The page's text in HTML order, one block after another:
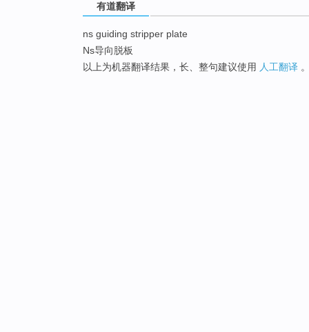
有道翻译
ns guiding stripper plate
Ns导向脱板
以上为机器翻译结果，长、整句建议使用 人工翻译